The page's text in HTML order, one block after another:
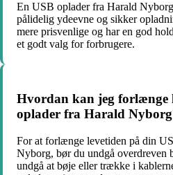
En USB oplader fra Harald
pålidelig ydeevne og sikker
mere prisvenlige og har en god
et godt valg for forbrugere.
Hvordan kan jeg forlænge
oplader fra Harald
For at forlænge levetiden på din
Nyborg, bør du undgå overdreven
undgå at bøje eller trække i